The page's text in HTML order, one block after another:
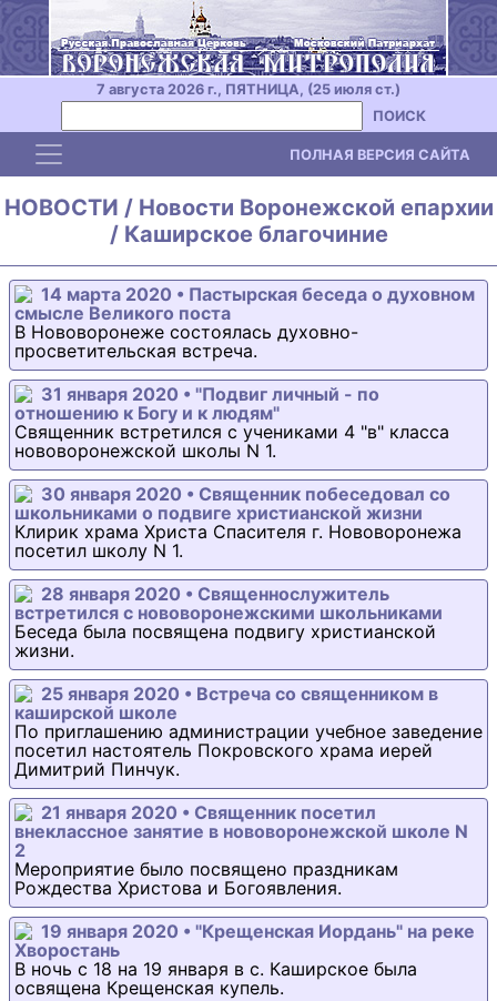
7 августа 2026 г., ПЯТНИЦА, (25 июля ст.)
ПОИСК
Toggle navigation ПОЛНАЯ ВЕРСИЯ САЙТА
НОВОСТИ / Новости Воронежской епархии
/ Каширское благочиние
14 марта 2020 • Пастырская беседа о духовном
смысле Великого поста
В Нововоронеже состоялась духовно-
просветительская встреча.
31 января 2020 • "Подвиг личный - по
отношению к Богу и к людям"
Священник встретился с учениками 4 "в" класса
нововоронежской школы N 1.
30 января 2020 • Священник побеседовал со
школьниками о подвиге христианской жизни
Клирик храма Христа Спасителя г. Нововоронежа
посетил школу N 1.
28 января 2020 • Священнослужитель
встретился с нововоронежскими школьниками
Беседа была посвящена подвигу христианской
жизни.
25 января 2020 • Встреча со священником в
каширской школе
По приглашению администрации учебное заведение
посетил настоятель Покровского храма иерей
Димитрий Пинчук.
21 января 2020 • Священник посетил
внеклассное занятие в нововоронежской школе N
2
Мероприятие было посвящено праздникам
Рождества Христова и Богоявления.
19 января 2020 • "Крещенская Иордань" на реке
Хворостань
В ночь с 18 на 19 января в с. Каширское была
освящена Крещенская купель.